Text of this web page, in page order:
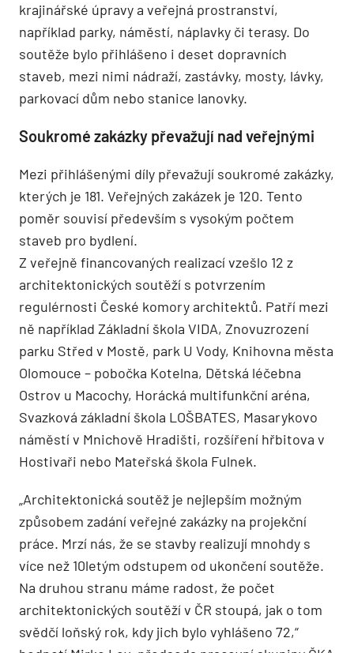
krajinářské úpravy a veřejná prostranství,
například parky, náměstí, náplavky či terasy. Do
soutěže bylo přihlášeno i deset dopravních
staveb, mezi nimi nádraží, zastávky, mosty, lávky,
parkovací dům nebo stanice lanovky.
Soukromé zakázky převažují nad veřejnými
Mezi přihlášenými díly převažují soukromé zakázky,
kterých je 181. Veřejných zakázek je 120. Tento
poměr souvisí především s vysokým počtem
staveb pro bydlení.
Z veřejně financovaných realizací vzešlo 12 z
architektonických soutěží s potvrzením
regulérnosti České komory architektů. Patří mezi
ně například Základní škola VIDA, Znovuzrození
parku Střed v Mostě, park U Vody, Knihovna města
Olomouce – pobočka Kotelna, Dětská léčebna
Ostrov u Macochy, Horácká multifunkční aréna,
Svazková základní škola LOŠBATES, Masarykovo
náměstí v Mnichově Hradišti, rozšíření hřbitova v
Hostivaři nebo Mateřská škola Fulnek.
„Architektonická soutěž je nejlepším možným
způsobem zadání veřejné zakázky na projekční
práce. Mrzí nás, že se stavby realizují mnohdy s
více než 10letým odstupem od ukončení soutěže.
Na druhou stranu máme radost, že počet
architektonických soutěží v ČR stoupá, jak o tom
svědčí loňský rok, kdy jich bylo vyhlášeno 72,“